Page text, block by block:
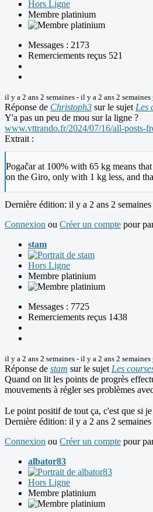
Hors Ligne
Membre platinium
Messages : 2173
Remerciements reçus 521
il y a 2 ans 2 semaines - il y a 2 ans 2 semaines
Réponse de Christoph3 sur le sujet Les
Y'a pas un peu de mou sur la ligne ?
www.vttrando.fr/2024/07/16/all-posts-
Extrait :
Pogačar at 100% with 65 kg means
on the Giro, only with 1 kg less, and
Dernière édition: il y a 2 ans 2
Connexion ou Créer un compte pour
stam
Hors Ligne
Membre platinium
Messages : 7725
Remerciements reçus 1438
il y a 2 ans 2 semaines - il y a 2 ans 2 semaines
Réponse de stam sur le sujet Les
Quand on lit les points de progrès
mouvements à régler ses problèmes
Le point positif de tout ça, c'est que si
Dernière édition: il y a 2 ans 2
Connexion ou Créer un compte pour
albator83
Hors Ligne
Membre platinium